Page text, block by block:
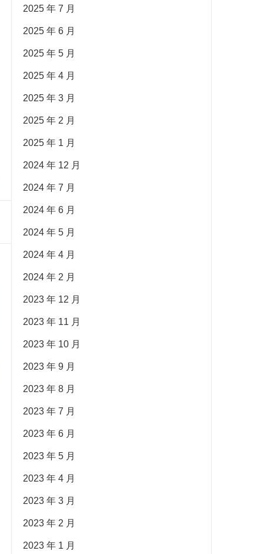
2025 年 7 月
2025 年 6 月
2025 年 5 月
2025 年 4 月
2025 年 3 月
2025 年 2 月
2025 年 1 月
2024 年 12 月
2024 年 7 月
2024 年 6 月
2024 年 5 月
2024 年 4 月
2024 年 2 月
2023 年 12 月
2023 年 11 月
2023 年 10 月
2023 年 9 月
2023 年 8 月
2023 年 7 月
2023 年 6 月
2023 年 5 月
2023 年 4 月
2023 年 3 月
2023 年 2 月
2023 年 1 月